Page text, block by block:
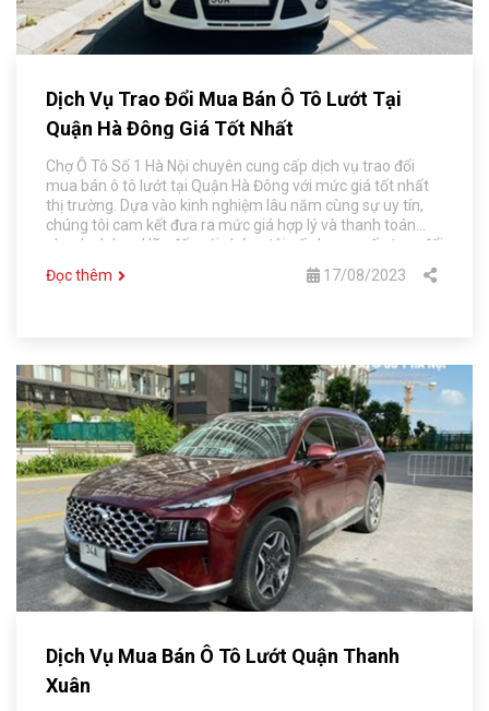
Dịch Vụ Trao Đổi Mua Bán Ô Tô Lướt Tại
Quận Hà Đông Giá Tốt Nhất
Chợ Ô Tô Số 1 Hà Nội chuyên cung cấp dịch vụ trao đổi
mua bán ô tô lướt tại Quận Hà Đông với mức giá tốt nhất
thị trường. Dựa vào kinh nghiệm lâu năm cùng sự uy tín,
chúng tôi cam kết đưa ra mức giá hợp lý và thanh toán
nhanh chóng. Hãy đến với chúng tôi nếu bạn muốn trao đổi
Đọc thêm 17/08/2023
Dịch Vụ Mua Bán Ô Tô Lướt Quận Thanh
Xuân